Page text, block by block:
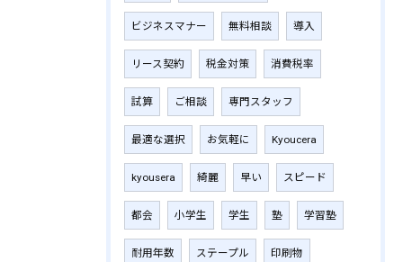
ビジネスマナー 無料相談 導入
リース契約 税金対策 消費税率
試算 ご相談 専門スタッフ
最適な選択 お気軽に Kyoucera
kyousera 綺麗 早い スピード
都会 小学生 学生 塾 学習塾
耐用年数 ステープル 印刷物